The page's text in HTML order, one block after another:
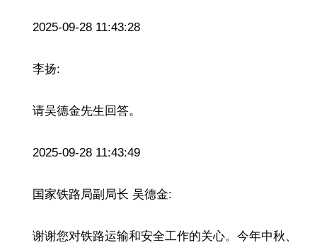
2025-09-28 11:43:28
李扬:
请吴德金先生回答。
2025-09-28 11:43:49
国家铁路局副局长 吴德金:
谢谢您对铁路运输和安全工作的关心。今年中秋、